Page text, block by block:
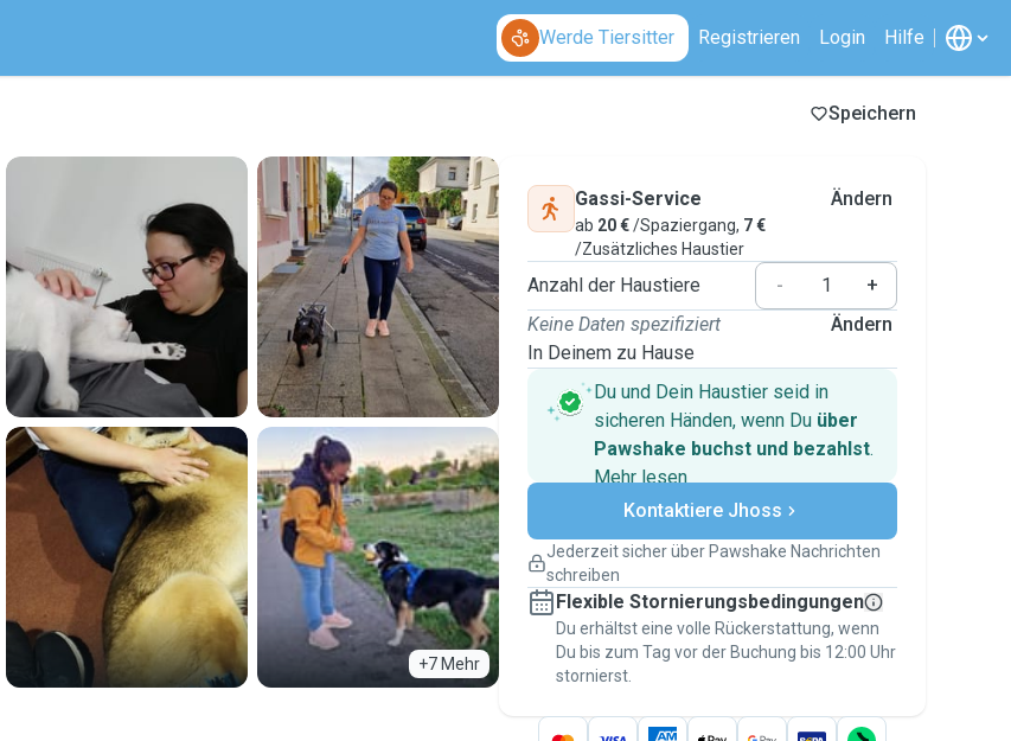
Werde Tiersitter Registrieren Login Hilfe
Speichern
+7 Mehr
Gassi-Service
ab 20 €/Spaziergang, 7 €
/Zusätzliches Haustier
Ändern
Anzahl der Haustiere -
+
Keine Daten spezifiziert
In Deinem zu Hause
Ändern
Du und Dein Haustier seid in
sicheren Händen, wenn Du über
Pawshake buchst und bezahlst.
Mehr lesenSichere Zahlungen
Unterstützung, falls sich Deine
Versicherte Buchungen
Erledige alles über Pawshake – von der
ersten Nachricht bis zur Bezahlung –, um
über die Pawshake-Garantieabgesichert zu
sein
Kontaktiere Jhoss
Jederzeit sicher über Pawshake Nachrichten
schreiben
Flexible Stornierungsbedingungen
Du erhältst eine volle Rückerstattung, wenn
Du bis zum Tag vor der Buchung bis 12:00 Uhr
stornierst.